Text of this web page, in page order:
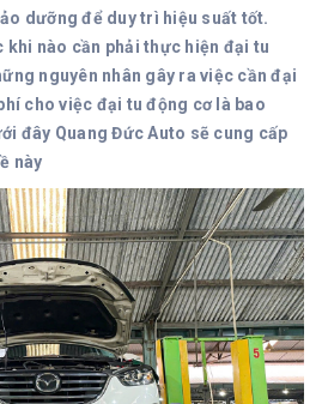
dưỡng để duy trì hiệu suất tốt.
khi nào cần phải thực hiện đại tu
nguyên nhân gây ra việc cần đại
cho việc đại tu động cơ là bao
đây Quang Đức Auto sẽ cung cấp
này